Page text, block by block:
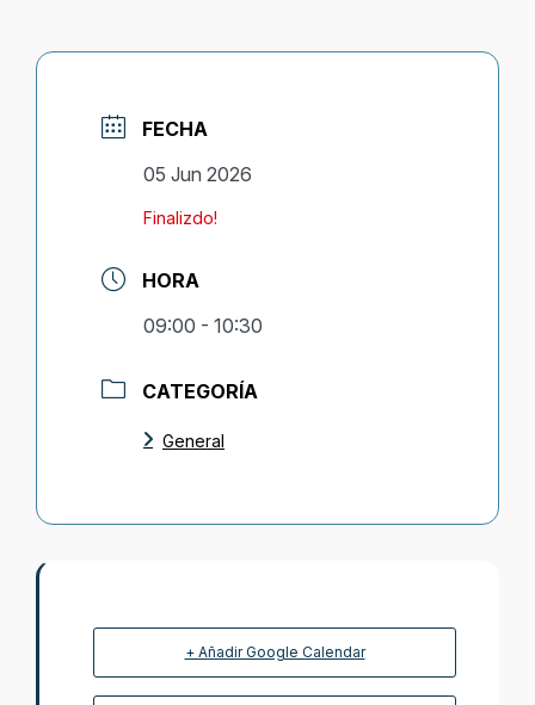
FECHA
05 Jun 2026
Finalizdo!
HORA
09:00 - 10:30
CATEGORÍA
General
+ Añadir Google Calendar